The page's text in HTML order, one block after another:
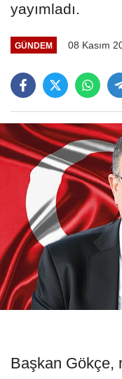
yayımladı.
GÜNDEM 08 Kasım
Başkan Gökçe,